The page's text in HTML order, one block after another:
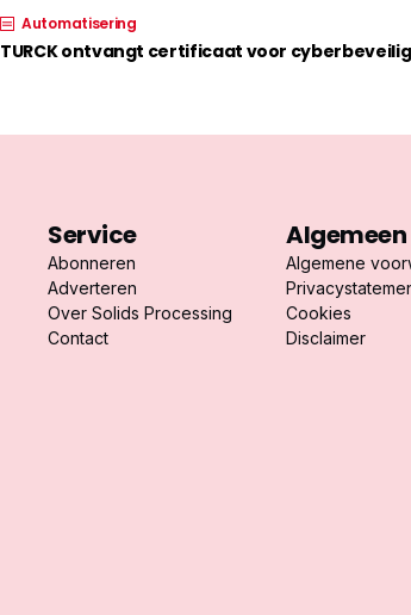
Automatisering
TURCK ontvangt certificaat voor
Service
Abonneren
Adverteren
Over Solids Processing
Contact
Algemeen
Algemene
Cookies
Disclaimer